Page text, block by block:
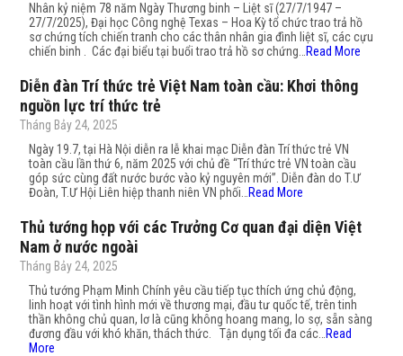
Nhân kỷ niệm 78 năm Ngày Thương binh – Liệt sĩ (27/7/1947 –
27/7/2025), Đại học Công nghệ Texas – Hoa Kỳ tổ chức trao trả hồ
sơ chứng tích chiến tranh cho các thân nhân gia đình liệt sĩ, các cựu
chiến binh . Các đại biểu tại buổi trao trả hồ sơ chứng… Read More
Diễn đàn Trí thức trẻ Việt Nam toàn cầu: Khơi thông
nguồn lực trí thức trẻ
Tháng Bảy 24, 2025
Ngày 19.7, tại Hà Nội diễn ra lễ khai mạc Diễn đàn Trí thức trẻ VN
toàn cầu lần thứ 6, năm 2025 với chủ đề “Trí thức trẻ VN toàn cầu
góp sức cùng đất nước bước vào kỷ nguyên mới”. Diễn đàn do T.Ư
Đoàn, T.Ư Hội Liên hiệp thanh niên VN phối… Read More
Thủ tướng họp với các Trưởng Cơ quan đại diện Việt
Nam ở nước ngoài
Tháng Bảy 24, 2025
Thủ tướng Phạm Minh Chính yêu cầu tiếp tục thích ứng chủ động,
linh hoạt với tình hình mới về thương mại, đầu tư quốc tế, trên tinh
thần không chủ quan, lơ là cũng không hoang mang, lo sợ, sẵn sàng
đương đầu với khó khăn, thách thức. Tận dụng tối đa các… Read
More